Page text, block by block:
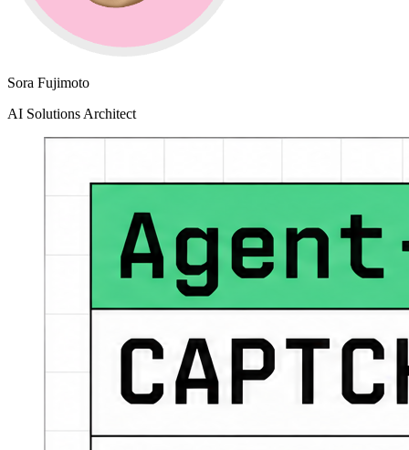
Sora Fujimoto
AI Solutions Architect